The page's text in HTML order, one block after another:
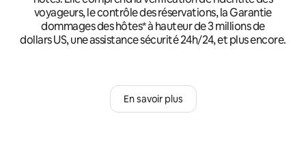
voyageurs, le contrôle des réservations, la Garantie
dommages des hôtes* à hauteur de 3 millions de
dollars US, une assistance sécurité 24h/24, et plus encore.
En savoir plus